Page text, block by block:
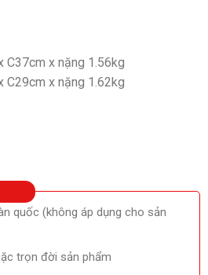
C37cm x nặng 1.56kg
C29cm x nặng 1.62kg
quốc (không áp dụng cho sản
trọn đời sản phẩm